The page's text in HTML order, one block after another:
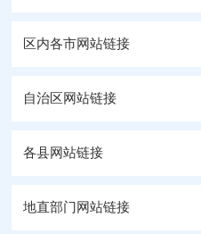
区内各市网站链接
自治区网站链接
各县网站链接
地直部门网站链接